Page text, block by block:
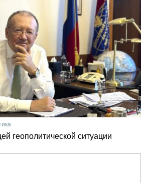
геополитической ситуации